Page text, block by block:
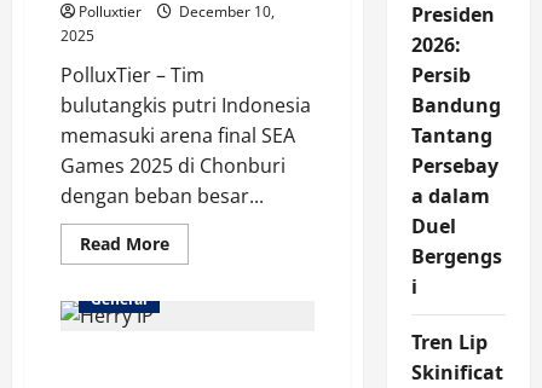
Polluxtier
December 10,
2025
PolluxTier – Tim
bulutangkis putri Indonesia
memasuki arena final SEA
Games 2025 di Chonburi
dengan beban besar...
Read MoreRead
more
General
Presiden
2026:
Persib
Bandung
Tantang
Persebay
a dalam
Duel
Bergengs
i
Tren Lip
Skinificat